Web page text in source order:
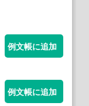
例文帳に追加
例文帳に追加